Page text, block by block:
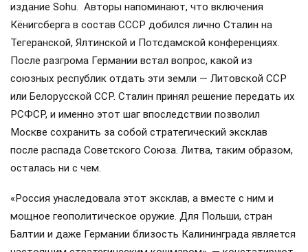
издание Sohu. Авторы напоминают, что включения
Кёнигсберга в состав СССР добился лично Сталин на
Тегеранской, Ялтинской и Потсдамской конференциях.
После разгрома Германии встал вопрос, какой из
союзных республик отдать эти земли — Литовской ССР
или Белорусской ССР. Сталин принял решение передать их
РСФСР, и именно этот шаг впоследствии позволил
Москве сохранить за собой стратегический эксклав
после распада Советского Союза. Литва, таким образом,
осталась ни с чем.
«Россия унаследовала этот эксклав, а вместе с ним и
мощное геополитическое оружие. Для Польши, стран
Балтии и даже Германии близость Калининграда является